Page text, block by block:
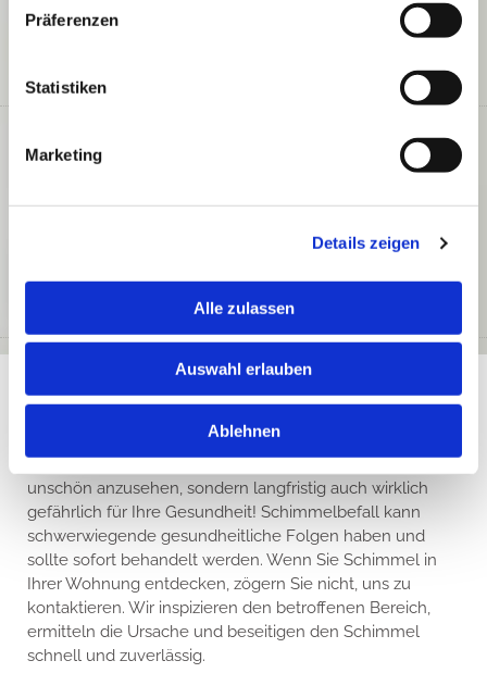
Präferenzen
Statistiken
Marketing
Details zeigen
Alle zulassen
Auswahl erlauben
Ablehnen
Böden handelt oder um den kompletten Austausch –
wir verlegen Ihren neuen Boden professionell und
Teppichböden schaffen Gemütlichkeit und Wärme. Wir
Teppichen und übernehmen die fachgerechte
eine behagliche Atmosphäre in Ihren Räumen.
Schimmel in der Wohnung? Handeln Sie schnell!
unschön anzusehen, sondern langfristig auch wirklich
gefährlich für Ihre Gesundheit! Schimmelbefall kann
schwerwiegende gesundheitliche Folgen haben und
sollte sofort behandelt werden. Wenn Sie Schimmel in
Ihrer Wohnung entdecken, zögern Sie nicht, uns zu
kontaktieren. Wir inspizieren den betroffenen Bereich,
ermitteln die Ursache und beseitigen den Schimmel
schnell und zuverlässig.